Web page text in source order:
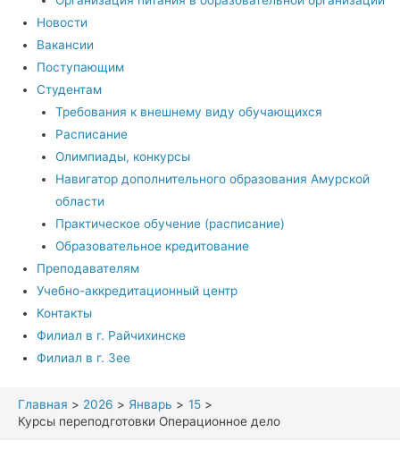
Новости
Вакансии
Поступающим
Студентам
Требования к внешнему виду обучающихся
Расписание
Олимпиады, конкурсы
Навигатор дополнительного образования Амурской
области
Практическое обучение (расписание)
Образовательное кредитование
Преподавателям
Учебно-аккредитационный центр
Контакты
Филиал в г. Райчихинске
Филиал в г. Зее
Главная 2026 Январь
15
Курсы переподготовки Операционное дело